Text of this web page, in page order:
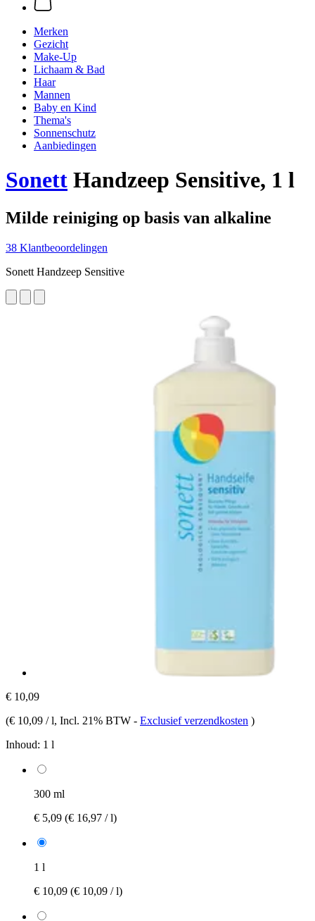
Merken
Gezicht
Make-Up
Lichaam & Bad
Haar
Mannen
Baby en Kind
Thema's
Sonnenschutz
Aanbiedingen
Sonett Handzeep Sensitive, 1 l
Milde reiniging op basis van alkaline
38 Klantbeoordelingen
Sonett Handzeep Sensitive
€ 10,09
(€ 10,09 / l, Incl. 21% BTW - Exclusief verzendkosten )
Inhoud: 1 l
300 ml
€ 5,09 (€ 16,97 / l)
1 l
€ 10,09 (€ 10,09 / l)